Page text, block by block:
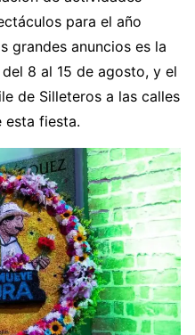
para el año
grandes anuncios es la
8 al 15 de agosto, y el
de Silleteros a las calles
esta fiesta.